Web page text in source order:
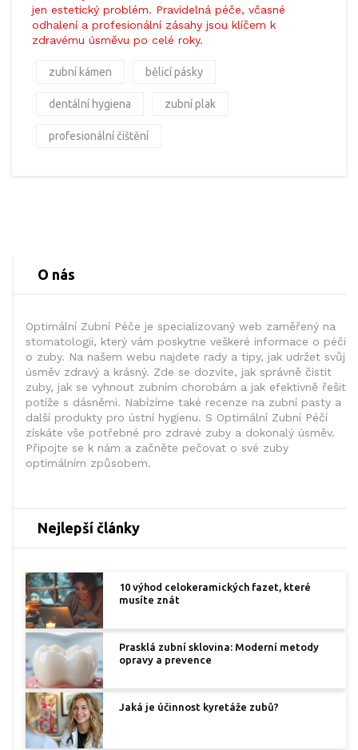
jen estetický problém. Pravidelná péče, včasné
odhalení a profesionální zásahy jsou klíčem k
zdravému úsměvu po celé roky.
zubní kámen bělicí pásky
dentální hygiena zubní plak
profesionální čištění
O nás
Optimální Zubní Péče je specializovaný web zaměřený na
stomatologii, který vám poskytne veškeré informace o péči
o zuby. Na našem webu najdete rady a tipy, jak udržet svůj
úsměv zdravý a krásný. Zde se dozvíte, jak správně čistit
zuby, jak se vyhnout zubním chorobám a jak efektivně řešit
potíže s dásněmi. Nabízíme také recenze na zubní pasty a
další produkty pro ústní hygienu. S Optimální Zubní Péčí
získáte vše potřebné pro zdravé zuby a dokonalý úsměv.
Připojte se k nám a začněte pečovat o své zuby
optimálním způsobem.
Nejlepší články
10 výhod celokeramických fazet, které
musíte znát
Prasklá zubní sklovina: Moderní metody
opravy a prevence
Jaká je účinnost kyretáže zubů?